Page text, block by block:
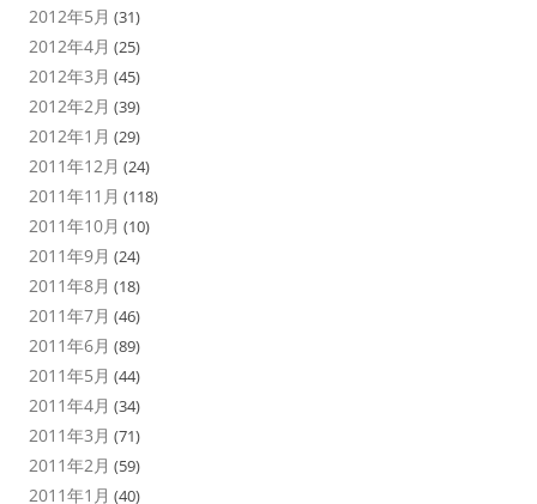
2012年5月 (31)
2012年4月 (25)
2012年3月 (45)
2012年2月 (39)
2012年1月 (29)
2011年12月 (24)
2011年11月 (118)
2011年10月 (10)
2011年9月 (24)
2011年8月 (18)
2011年7月 (46)
2011年6月 (89)
2011年5月 (44)
2011年4月 (34)
2011年3月 (71)
2011年2月 (59)
2011年1月 (40)